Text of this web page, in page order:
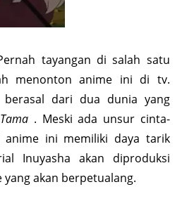
tayangan di salah satu
menonton anime ini di tv.
berasal dari dua dunia yang
. Meski ada unsur cinta-
anime ini memiliki daya tarik
Inuyasha akan diproduksi
akan berpetualang.